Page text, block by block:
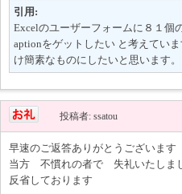
引用:
Excelのユーザーフォームに８１個
aptionをゲットしたい と考えてい
け簡素なものにしたいと思います
投稿者: ssatou
早速のご返答ありがとうございます
当方 不慣れの者で 失礼いたしま
反省しております